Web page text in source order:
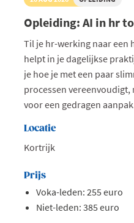
Opleiding: AI in hr
Til je hr-werking naar een
helpt in je dagelijkse
je hoe je met een paar
processen vereenvoudigt,
voor een gedragen
Locatie
Kortrijk
Prijs
Voka-leden: 255 euro
Niet-leden: 385 euro